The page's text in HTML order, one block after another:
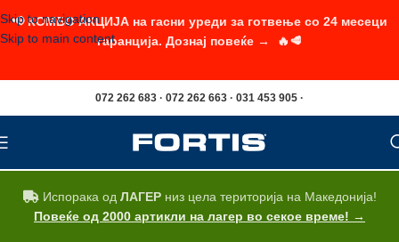
Skip to navigation
Skip to main content
072 262 683 · 072 262 663 · 031 453 905 ·
Испорака од ЛАГЕРниз цела територија на Македонија!
Повеќе од 2000 артикли на лагер во секое време! →
📢 КОМБО АКЦИЈА на гасни уреди за готвење со 24 месеци
гаранција. Дознај повеќе → 🔥🥩